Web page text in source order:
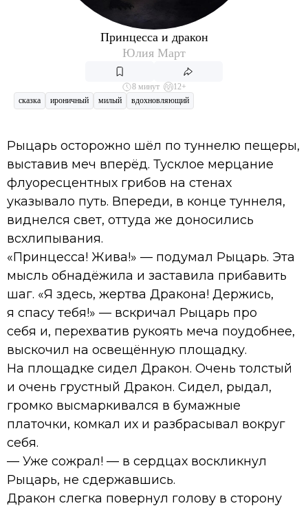
Принцесса и дракон
Юлия Март
8 минут
12+
сказка
ироничный милый вдохновляющий
Рыцарь осторожно шёл по туннелю пещеры,
выставив меч вперёд. Тусклое мерцание
флуоресцентных грибов на стенах
указывало путь. Впереди, в конце туннеля,
виднелся свет, оттуда же доносились
всхлипывания.
«Принцесса! Жива!» — подумал Рыцарь. Эта
мысль обнадёжила и заставила прибавить
шаг. «Я здесь, жертва Дракона! Держись,
я спасу тебя!» — вскричал Рыцарь про
себя и, перехватив рукоять меча поудобнее,
выскочил на освещённую площадку.
На площадке сидел Дракон. Очень толстый
и очень грустный Дракон. Сидел, рыдал,
громко высмаркивался в бумажные
платочки, комкал их и разбрасывал вокруг
себя.
— Уже сожрал! — в сердцах воскликнул
Рыцарь, не сдержавшись.
Дракон слегка повернул голову в сторону